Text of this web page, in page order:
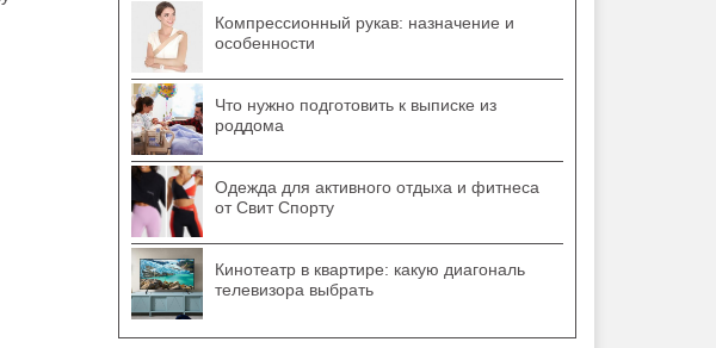
Компрессионный рукав: назначение и
особенности
Что нужно подготовить к выписке из
роддома
Одежда для активного отдыха и фитнеса
от Свит Спорту
Кинотеатр в квартире: какую диагональ
телевизора выбрать